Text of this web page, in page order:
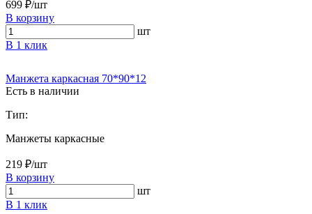
699 ₽/шт
В корзину
шт
В 1 клик
Манжета каркасная 70*90*12
Есть в наличии
Тип:
Манжеты каркасные
219 ₽/шт
В корзину
шт
В 1 клик